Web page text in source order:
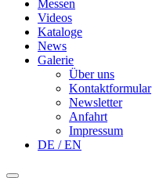
Messen
Videos
Kataloge
News
Galerie
Über uns
Kontaktformular
Newsletter
Anfahrt
Impressum
DE / EN